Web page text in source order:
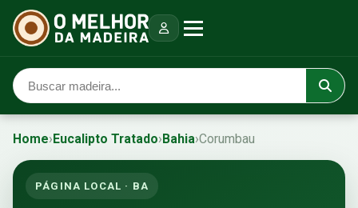
Home›Eucalipto Tratado›Bahia›Corumbau
PÁGINA LOCAL · BA